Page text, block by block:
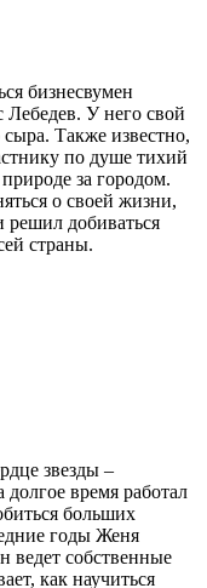
У него свой
Также известно,
по душе тихий
за городом.
о своей жизни,
добиваться
страны.
звезды –
время работал
больших
годы Женя
ведет собственные
как научиться